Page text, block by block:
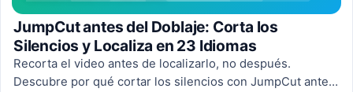
JumpCut antes del Doblaje: Corta los
Silencios y Localiza en 23 Idiomas
Recorta el video antes de localizarlo, no después.
Descubre por qué cortar los silencios con JumpCut antes